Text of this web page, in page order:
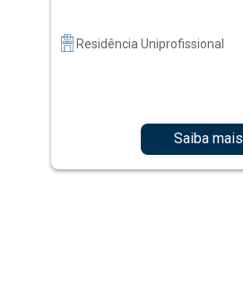
Residência Uniprofissional
Saiba mais